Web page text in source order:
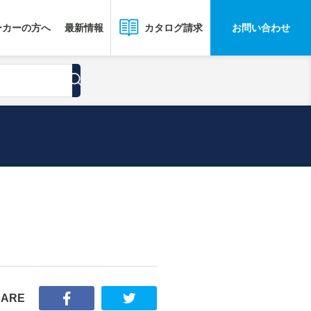
ーの方へ 最新情報 カタログ請求 お問い合わせ